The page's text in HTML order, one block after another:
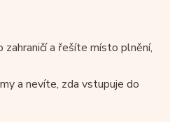
a řešíte místo plnění,
a nevíte, zda vstupuje do